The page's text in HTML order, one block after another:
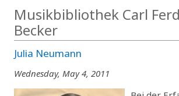
Musikbibliothek Carl
Becker
Julia Neumann
Wednesday, May 4, 2011